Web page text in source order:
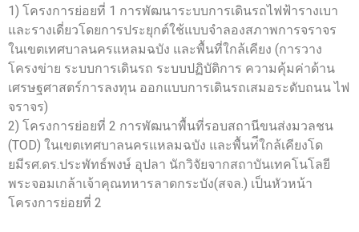
1) โครงการย่อยที่ 1 การพัฒนาระบบการเดินรถไฟฟ้ารางเบา
และรางเดี่ยวโดยการประยุกต์ใช้แบบจําลองสภาพการจราจร
ในเขตเทศบาลนครแหลมฉบัง และพื้นที่ใกล้เคียง (การวาง
โครงข่าย ระบบการเดินรถ ระบบปฏิบัติการ ความคุ้มค่าด้าน
เศรษฐศาสตร์การลงทุน ออกแบบการเดินรถเสมอระดับถนน ไฟ
จราจร)
2) โครงการย่อยที่ 2 การพัฒนาพื้นที่รอบสถานีขนส่งมวลชน
(TOD) ในเขตเทศบาลนครแหลมฉบัง และพื้นท่ีใกล้เคียงโด
ยมีรศ.ดร.ประพัทธ์พงษ์ อุปลา นักวิจัยจากสถาบันเทคโนโลยี
พระจอมเกล้าเจ้าคุณทหารลาดกระบัง(สจล.) เป็นหัวหน้า
โครงการย่อยที่ 2